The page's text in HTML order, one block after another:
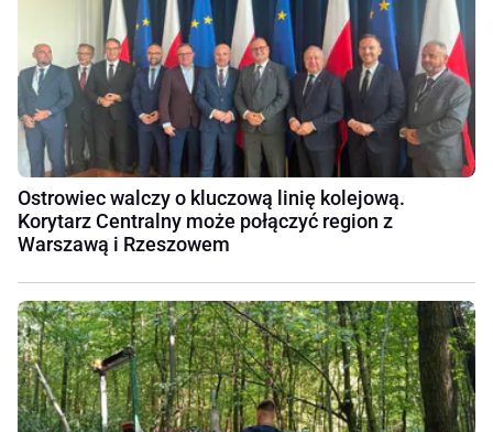
Ostrowiec walczy o kluczową linię kolejową.
Korytarz Centralny może połączyć region z
Warszawą i Rzeszowem